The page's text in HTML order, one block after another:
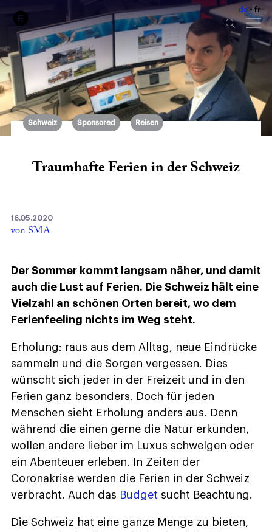
de fr
Schweiz Sponsored Reisen
Traumhafte Ferien in der Schweiz
16.05.2020
von SMA
Der Sommer kommt langsam näher, und damit
auch die Lust auf Ferien. Die Schweiz hält eine
Vielzahl an schönen Orten bereit, wo dem
Ferienfeeling nichts im Weg steht.
Erholung: raus aus dem Alltag, neue Eindrücke
sammeln und die Sorgen vergessen. Dies
wünscht sich jeder in der Freizeit und in den
Ferien ganz besonders. Doch für jeden
Menschen sieht Erholung anders aus. Denn
während die einen gerne die Natur erkunden,
wollen andere lieber im Luxus schwelgen oder
ein Abenteuer erleben. In Zeiten der
Coronakrise werden die Ferien in der Schweiz
verbracht. Auch das Budget sucht Beachtung.
Die Schweiz hat eine ganze Menge zu bieten,